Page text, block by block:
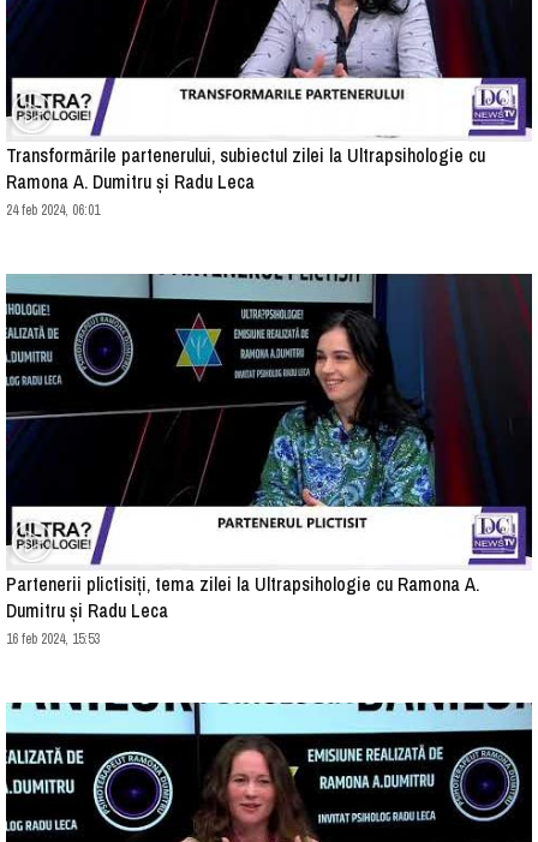
Transformările partenerului, subiectul zilei la Ultrapsihologie cu
Ramona A. Dumitru și Radu Leca
24 feb 2024, 06:01
Partenerii plictisiți, tema zilei la Ultrapsihologie cu Ramona A.
Dumitru și Radu Leca
16 feb 2024, 15:53